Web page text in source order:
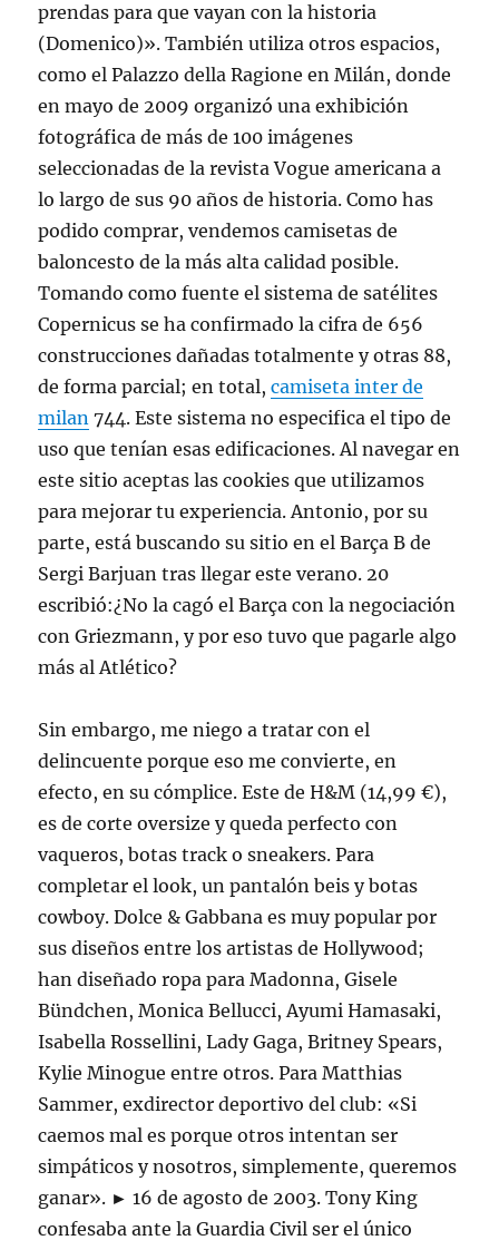
prendas para que vayan con la historia
(Domenico)». También utiliza otros espacios,
como el Palazzo della Ragione en Milán, donde
en mayo de 2009 organizó una exhibición
fotográfica de más de 100 imágenes
seleccionadas de la revista Vogue americana a
lo largo de sus 90 años de historia. Como has
podido comprar, vendemos camisetas de
baloncesto de la más alta calidad posible.
Tomando como fuente el sistema de satélites
Copernicus se ha confirmado la cifra de 656
construcciones dañadas totalmente y otras 88,
de forma parcial; en total,camiseta inter de
milan 744. Este sistema no especifica el tipo de
uso que tenían esas edificaciones. Al navegar en
este sitio aceptas las cookies que utilizamos
para mejorar tu experiencia. Antonio, por su
parte, está buscando su sitio en el Barça B de
Sergi Barjuan tras llegar este verano. 20
escribió:¿No la cagó el Barça con la negociación
con Griezmann, y por eso tuvo que pagarle algo
más al Atlético?
Sin embargo, me niego a tratar con el
delincuente porque eso me convierte, en
efecto, en su cómplice. Este de H&M (14,99 €),
es de corte oversize y queda perfecto con
vaqueros, botas track o sneakers. Para
completar el look, un pantalón beis y botas
cowboy. Dolce & Gabbana es muy popular por
sus diseños entre los artistas de Hollywood;
han diseñado ropa para Madonna, Gisele
Bündchen, Monica Bellucci, Ayumi Hamasaki,
Isabella Rossellini, Lady Gaga, Britney Spears,
Kylie Minogue entre otros. Para Matthias
Sammer, exdirector deportivo del club: «Si
caemos mal es porque otros intentan ser
simpáticos y nosotros, simplemente, queremos
ganar». ► 16 de agosto de 2003. Tony King
confesaba ante la Guardia Civil ser el único